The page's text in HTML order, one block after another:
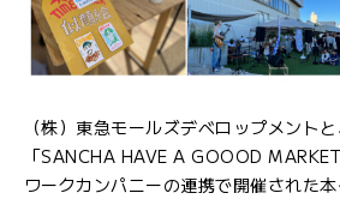
（株）東急モールズデベロップメント
「SANCHA HAVE A GOOOD
ワークカンパニーの連携で開催された